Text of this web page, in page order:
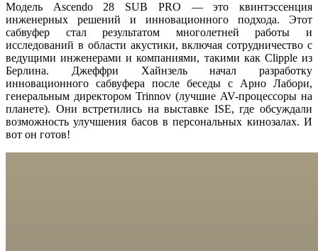
Модель Ascendo 28 SUB PRO — это квинтэссенция
инженерных решений и инновационного подхода. Этот
сабвуфер стал результатом многолетней работы и
исследований в области акустики, включая сотрудничество с
ведущими инженерами и компаниями, такими как Clipple из
Берлина. Джеффри Хайнзель начал разработку
инновационного сабвуфера после беседы с Арно Лабори,
генеральным директором Trinnov (лучшие AV-процессоры на
планете). Они встретились на выставке ISE, где обсуждали
возможность улучшения басов в персональных кинозалах. И
вот он готов!